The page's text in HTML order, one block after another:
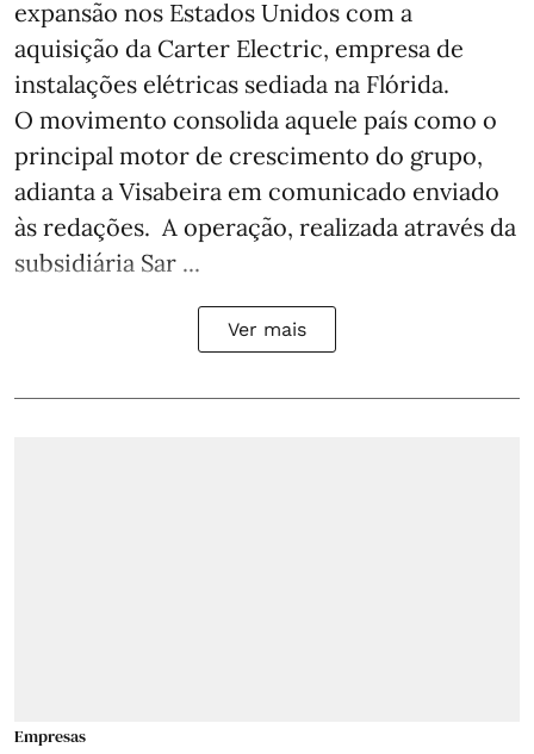
expansão nos Estados Unidos com a
aquisição da Carter Electric, empresa de
instalações elétricas sediada na Flórida.
O movimento consolida aquele país como o
principal motor de crescimento do grupo,
adianta a Visabeira em comunicado enviado
às redações. A operação, realizada através da
subsidiária Sar ...
Ver mais
Empresas